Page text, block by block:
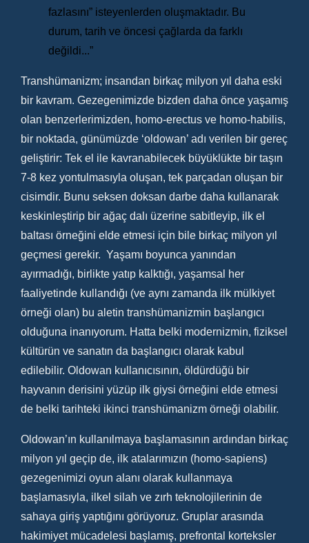
fazlasını” isteyenlerden oluşmaktadır. Bu
durum, tarih ve öncesi çağlarda da farklı
değildi...”
Transhümanizm; insandan birkaç milyon yıl daha eski
bir kavram. Gezegenimizde bizden daha önce yaşamış
olan benzerlerimizden, homo-erectus ve homo-habilis,
bir noktada, günümüzde ‘oldowan’ adı verilen bir gereç
geliştirir: Tek el ile kavranabilecek büyüklükte bir taşın
7-8 kez yontulmasıyla oluşan, tek parçadan oluşan bir
cisimdir. Bunu seksen doksan darbe daha kullanarak
keskinleştirip bir ağaç dalı üzerine sabitleyip, ilk el
baltası örneğini elde etmesi için bile birkaç milyon yıl
geçmesi gerekir. Yaşamı boyunca yanından
ayırmadığı, birlikte yatıp kalktığı, yaşamsal her
faaliyetinde kullandığı (ve aynı zamanda ilk mülkiyet
örneği olan) bu aletin transhümanizmin başlangıcı
olduğuna inanıyorum. Hatta belki modernizmin, fiziksel
kültürün ve sanatın da başlangıcı olarak kabul
edilebilir. Oldowan kullanıcısının, öldürdüğü bir
hayvanın derisini yüzüp ilk giysi örneğini elde etmesi
de belki tarihteki ikinci transhümanizm örneği olabilir.
Oldowan’ın kullanılmaya başlamasının ardından birkaç
milyon yıl geçip de, ilk atalarımızın (homo-sapiens)
gezegenimizi oyun alanı olarak kullanmaya
başlamasıyla, ilkel silah ve zırh teknolojilerinin de
sahaya giriş yaptığını görüyoruz. Gruplar arasında
hakimiyet mücadelesi başlamış, prefrontal korteksler